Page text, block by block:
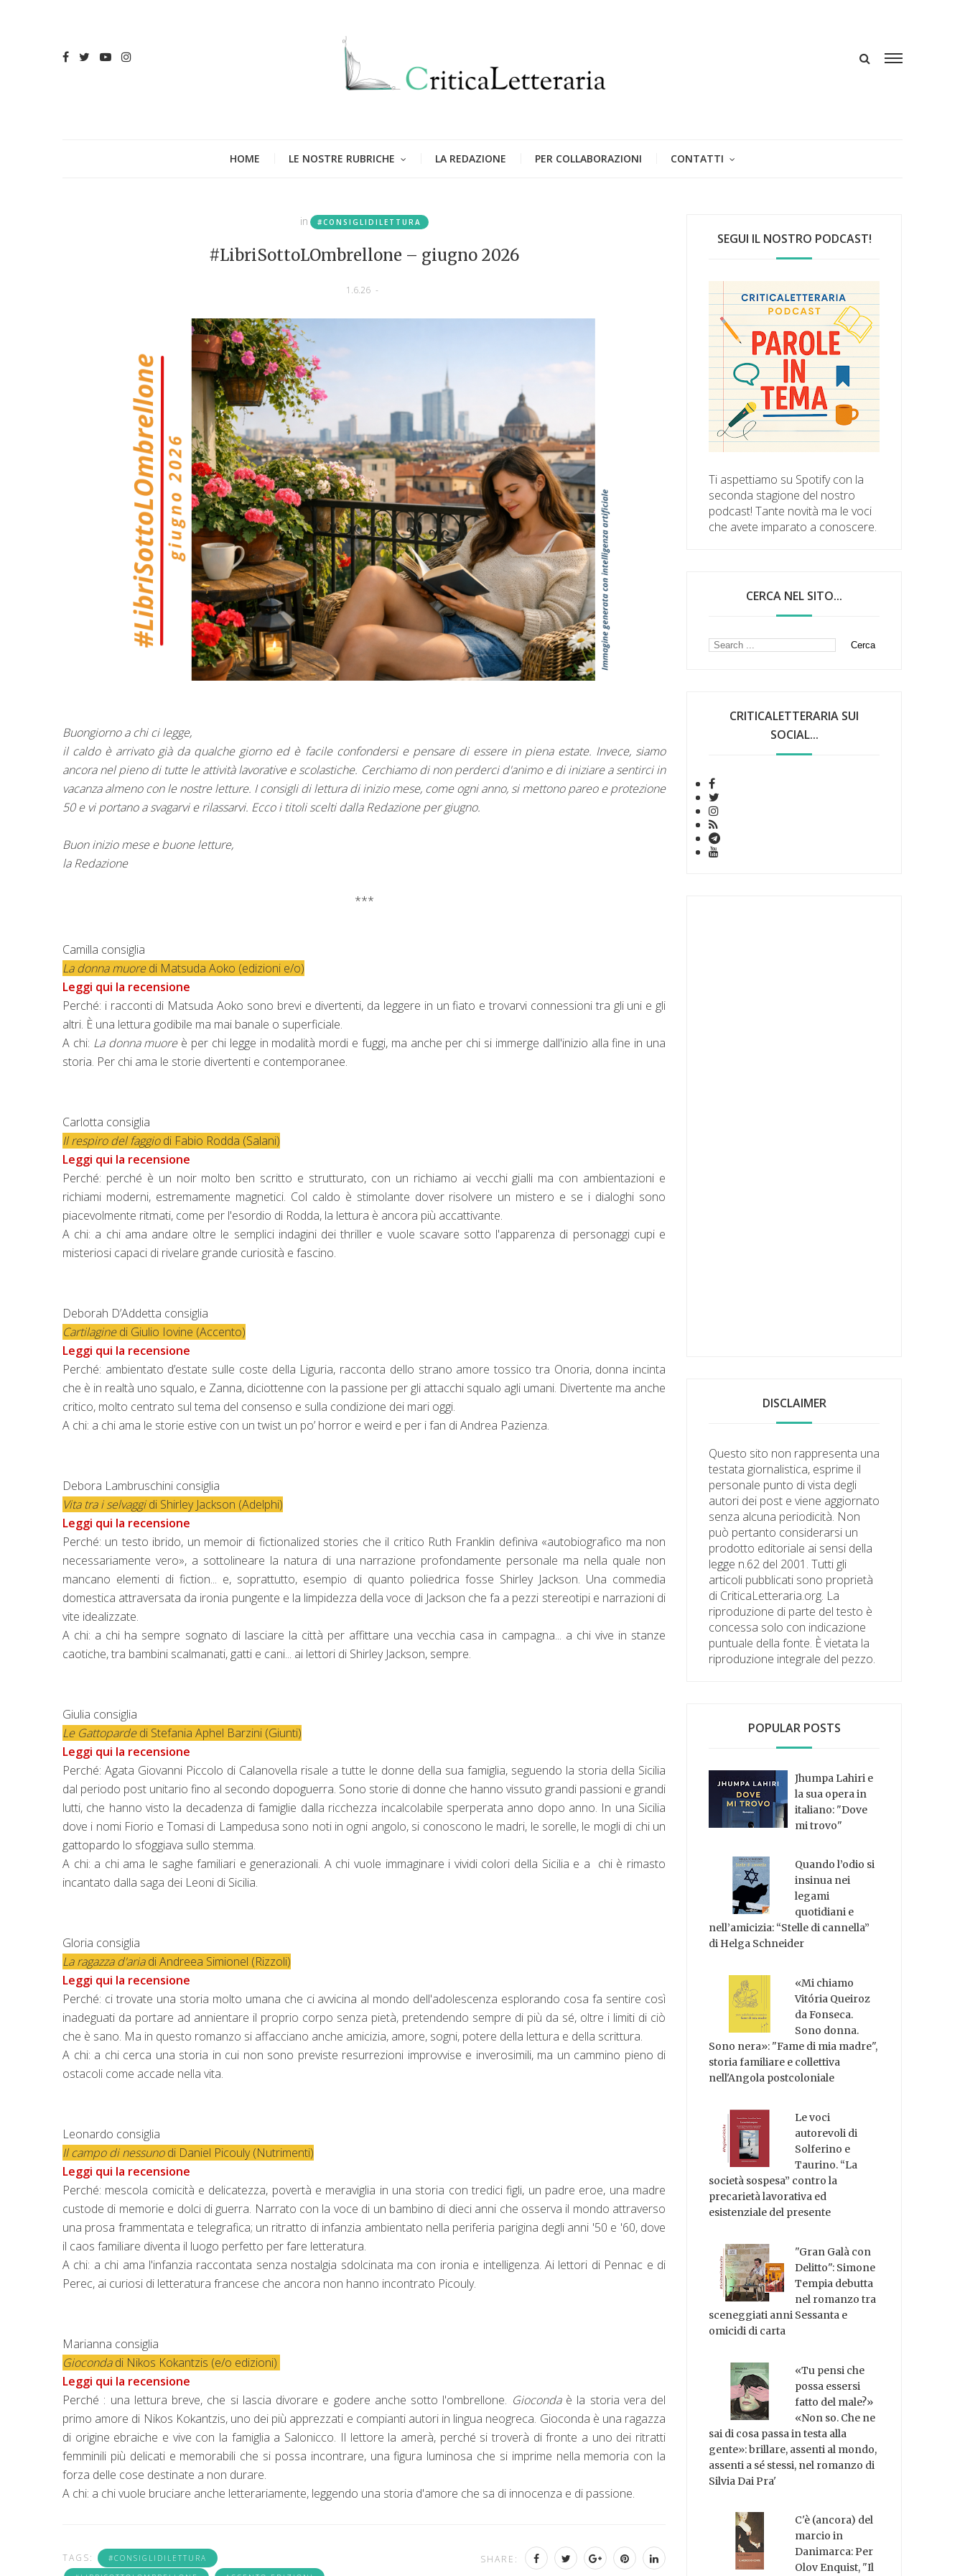
HOME LE NOSTRE RUBRICHE LA REDAZIONE PER COLLABORAZIONI CONTATTI
in #CONSIGLIDILETTURA
#LibriSottoLOmbrellone – giugno 2026
1.6.26 -
Buongiorno a chi ci legge,
il caldo è arrivato già da qualche giorno ed è facile confondersi e pensare di essere in piena estate. Invece, siamo
ancora nel pieno di tutte le attività lavorative e scolastiche. Cerchiamo di non perderci d'animo e di iniziare a sentirci in
vacanza almeno con le nostre letture. I consigli di lettura di inizio mese, come ogni anno, si mettono pareo e protezione
50 e vi portano a svagarvi e rilassarvi. Ecco i titoli scelti dalla Redazione per giugno.
Buon inizio mese e buone letture,
la Redazione
***
Camilla consiglia
La donna muoredi Matsuda Aoko (edizioni e/o)
Leggi qui la recensione
Perché: i racconti di Matsuda Aoko sono brevi e divertenti, da leggere in un fiato e trovarvi connessioni tra gli uni e gli
altri. È una lettura godibile ma mai banale o superficiale.
A chi: La donna muoreè per chi legge in modalità mordi e fuggi, ma anche per chi si immerge dall'inizio alla fine in una
storia. Per chi ama le storie divertenti e contemporanee.
Carlotta consiglia
Il respiro del faggiodi Fabio Rodda (Salani)
Leggi qui la recensione
Perché: perché è un noir molto ben scritto e strutturato, con un richiamo ai vecchi gialli ma con ambientazioni e
richiami moderni, estremamente magnetici. Col caldo è stimolante dover risolvere un mistero e se i dialoghi sono
piacevolmente ritmati, come per l'esordio di Rodda, la lettura è ancora più accattivante.
A chi: a chi ama andare oltre le semplici indagini dei thriller e vuole scavare sotto l'apparenza di personaggi cupi e
misteriosi capaci di rivelare grande curiosità e fascino.
Deborah D’Addetta consiglia
Cartilaginedi Giulio Iovine (Accento)
Leggi qui la recensione
Perché: ambientato d’estate sulle coste della Liguria, racconta dello strano amore tossico tra Onoria, donna incinta
che è in realtà uno squalo, e Zanna, diciottenne con la passione per gli attacchi squalo agli umani. Divertente ma anche
critico, molto centrato sul tema del consenso e sulla condizione dei mari oggi.
A chi: a chi ama le storie estive con un twist un po’ horror e weird e per i fan di Andrea Pazienza.
Debora Lambruschini consiglia
Vita tra i selvaggidi Shirley Jackson (Adelphi)
Leggi qui la recensione
Perché: un testo ibrido, un memoir di fictionalized stories che il critico Ruth Franklin definiva «autobiografico ma non
necessariamente vero», a sottolineare la natura di una narrazione profondamente personale ma nella quale non
mancano elementi di fiction... e, soprattutto, esempio di quanto poliedrica fosse Shirley Jackson. Una commedia
domestica attraversata da ironia pungente e la limpidezza della voce di Jackson che fa a pezzi stereotipi e narrazioni di
vite idealizzate.
A chi: a chi ha sempre sognato di lasciare la città per affittare una vecchia casa in campagna... a chi vive in stanze
caotiche, tra bambini scalmanati, gatti e cani... ai lettori di Shirley Jackson, sempre.
Giulia consiglia
Le Gattopardedi Stefania Aphel Barzini (Giunti)
Leggi qui la recensione
Perché: Agata Giovanni Piccolo di Calanovella risale a tutte le donne della sua famiglia, seguendo la storia della Sicilia
dal periodo post unitario fino al secondo dopoguerra. Sono storie di donne che hanno vissuto grandi passioni e grandi
lutti, che hanno visto la decadenza di famiglie dalla ricchezza incalcolabile sperperata anno dopo anno. In una Sicilia
dove i nomi Fiorio e Tomasi di Lampedusa sono noti in ogni angolo, si conoscono le madri, le sorelle, le mogli di chi un
gattopardo lo sfoggiava sullo stemma.
A chi: a chi ama le saghe familiari e generazionali. A chi vuole immaginare i vividi colori della Sicilia e a chi è rimasto
incantato dalla saga dei Leoni di Sicilia.
Gloria consiglia
La ragazza d'ariadi Andreea Simionel (Rizzoli)
Leggi qui la recensione
Perché: ci trovate una storia molto umana che ci avvicina al mondo dell'adolescenza esplorando cosa fa sentire così
inadeguati da portare ad annientare il proprio corpo senza pietà, pretendendo sempre di più da sé, oltre i limiti di ciò
che è sano. Ma in questo romanzo si affacciano anche amicizia, amore, sogni, potere della lettura e della scrittura.
A chi: a chi cerca una storia in cui non sono previste resurrezioni improvvise e inverosimili, ma un cammino pieno di
ostacoli come accade nella vita.
Leonardo consiglia
Il campo di nessunodi Daniel Picouly (Nutrimenti)
Leggi qui la recensione
Perché: mescola comicità e delicatezza, povertà e meraviglia in una storia con tredici figli, un padre eroe, una madre
custode di memorie e dolci di guerra. Narrato con la voce di un bambino di dieci anni che osserva il mondo attraverso
una prosa frammentata e telegrafica; un ritratto di infanzia ambientato nella periferia parigina degli anni '50 e '60, dove
il caos familiare diventa il luogo perfetto per fare letteratura.
A chi: a chi ama l'infanzia raccontata senza nostalgia sdolcinata ma con ironia e intelligenza. Ai lettori di Pennac e di
Perec, ai curiosi di letteratura francese che ancora non hanno incontrato Picouly.
Marianna consiglia
Giocondadi Nikos Kokantzis (e/o edizioni)
Leggi qui la recensione
Perché : una lettura breve, che si lascia divorare e godere anche sotto l'ombrellone. Giocondaè la storia vera del
primo amore di Nikos Kokantzis, uno dei più apprezzati e compianti autori in lingua neogreca. Gioconda è una ragazza
di origine ebraiche e vive con la famiglia a Salonicco. Il lettore la amerà, perché si troverà di fronte a uno dei ritratti
femminili più delicati e memorabili che si possa incontrare, una figura luminosa che si imprime nella memoria con la
forza delle cose destinate a non durare.
A chi: a chi vuole bruciare anche letterariamente, leggendo una storia d'amore che sa di innocenza e di passione.
TAGS:
#CONSIGLIDILETTURA
SHARE:
SEGUI IL NOSTRO PODCAST!
Ti aspettiamo su Spotify con la
seconda stagione del nostro
podcast! Tante novità ma le voci
che avete imparato a conoscere.
CERCA NEL SITO...
CRITICALETTERARIA SUI
SOCIAL...
DISCLAIMER
Questo sito non rappresenta una
testata giornalistica, esprime il
personale punto di vista degli
autori dei post e viene aggiornato
senza alcuna periodicità. Non
può pertanto considerarsi un
prodotto editoriale ai sensi della
legge n.62 del 2001. Tutti gli
articoli pubblicati sono proprietà
di CriticaLetteraria.org. La
riproduzione di parte del testo è
concessa solo con indicazione
puntuale della fonte. È vietata la
riproduzione integrale del pezzo.
POPULAR POSTS
Jhumpa Lahiri e
la sua opera in
italiano: "Dove
mi trovo"
Quando l’odio si
insinua nei
legami
quotidiani e
nell’amicizia: “Stelle di cannella”
di Helga Schneider
«Mi chiamo
Vitória Queiroz
da Fonseca.
Sono donna.
Sono nera»: "Fame di mia madre",
storia familiare e collettiva
nell'Angola postcoloniale
Le voci
autorevoli di
Solferino e
Taurino. “La
società sospesa” contro la
precarietà lavorativa ed
esistenziale del presente
"Gran Galà con
Delitto": Simone
Tempia debutta
nel romanzo tra
sceneggiati anni Sessanta e
omicidi di carta
«Tu pensi che
possa essersi
fatto del male?»
«Non so. Che ne
sai di cosa passa in testa alla
gente»: brillare, assenti al mondo,
assenti a sé stessi, nel romanzo di
Silvia Dai Pra'
C'è (ancora) del
marcio in
Danimarca: Per
Olov Enquist, "Il